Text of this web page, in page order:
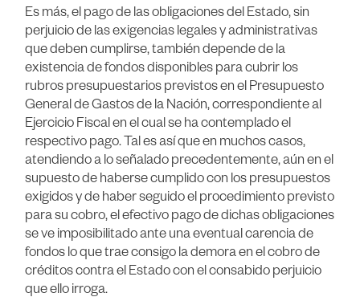
Es más, el pago de las obligaciones del Estado, sin
perjuicio de las exigencias legales y administrativas
que deben cumplirse, también depende de la
existencia de fondos disponibles para cubrir los
rubros presupuestarios previstos en el Presupuesto
General de Gastos de la Nación, correspondiente al
Ejercicio Fiscal en el cual se ha contemplado el
respectivo pago. Tal es así que en muchos casos,
atendiendo a lo señalado precedentemente, aún en el
supuesto de haberse cumplido con los presupuestos
exigidos y de haber seguido el procedimiento previsto
para su cobro, el efectivo pago de dichas obligaciones
se ve imposibilitado ante una eventual carencia de
fondos lo que trae consigo la demora en el cobro de
créditos contra el Estado con el consabido perjuicio
que ello irroga.